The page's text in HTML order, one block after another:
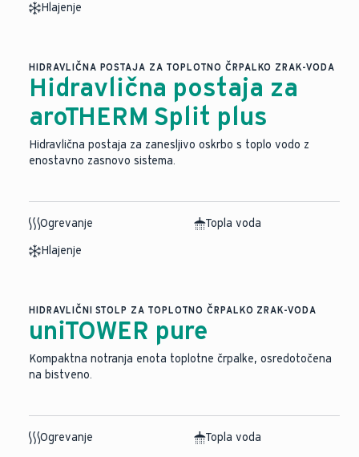
Hlajenje
HIDRAVLIČNA POSTAJA ZA TOPLOTNO ČRPALKO ZRAK-VODA
Hidravlična postaja za
aroTHERM Split plus
Hidravlična postaja za zanesljivo oskrbo s toplo vodo z
enostavno zasnovo sistema.
Ogrevanje
Topla voda
Hlajenje
HIDRAVLIČNI STOLP ZA TOPLOTNO ČRPALKO ZRAK-VODA
uniTOWER pure
Kompaktna notranja enota toplotne črpalke, osredotočena
na bistveno.
Ogrevanje
Topla voda